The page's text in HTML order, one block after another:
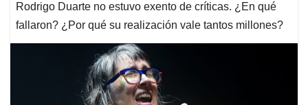
Rodrigo Duarte no estuvo exento de críticas. ¿En qué
fallaron? ¿Por qué su realización vale tantos millones?